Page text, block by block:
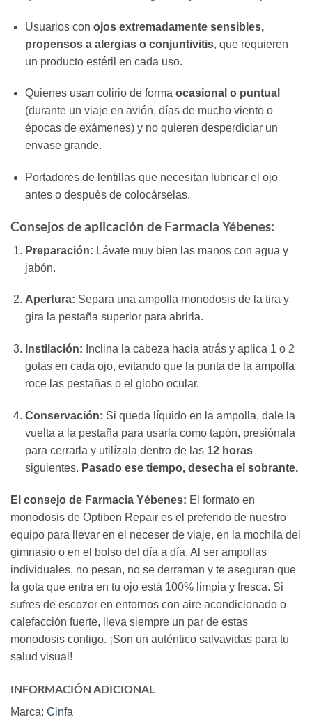
Usuarios con ojos extremadamente sensibles,
propensos a alergias o conjuntivitis, que requieren
un producto estéril en cada uso.
Quienes usan colirio de forma ocasional o puntual
(durante un viaje en avión, días de mucho viento o
épocas de exámenes) y no quieren desperdiciar un
envase grande.
Portadores de lentillas que necesitan lubricar el ojo
antes o después de colocárselas.
Consejos de aplicación de Farmacia Yébenes:
Preparación: Lávate muy bien las manos con agua y
jabón.
Apertura: Separa una ampolla monodosis de la tira y
gira la pestaña superior para abrirla.
Instilación: Inclina la cabeza hacia atrás y aplica 1 o 2
gotas en cada ojo, evitando que la punta de la ampolla
roce las pestañas o el globo ocular.
Conservación: Si queda líquido en la ampolla, dale la
vuelta a la pestaña para usarla como tapón, presiónala
para cerrarla y utilízala dentro de las 12 horas
siguientes. Pasado ese tiempo, desecha el sobrante.
El consejo de Farmacia Yébenes: El formato en
monodosis de Optiben Repair es el preferido de nuestro
equipo para llevar en el neceser de viaje, en la mochila del
gimnasio o en el bolso del día a día. Al ser ampollas
individuales, no pesan, no se derraman y te aseguran que
la gota que entra en tu ojo está 100% limpia y fresca. Si
sufres de escozor en entornos con aire acondicionado o
calefacción fuerte, lleva siempre un par de estas
monodosis contigo. ¡Son un auténtico salvavidas para tu
salud visual!
INFORMACIÓN ADICIONAL
Marca: Cinfa